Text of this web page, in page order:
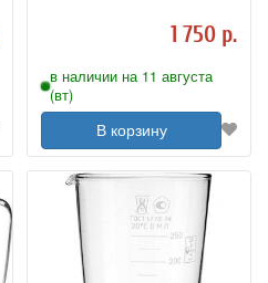
1 750 р.
в наличии на 11 августа
(вт)
В корзину